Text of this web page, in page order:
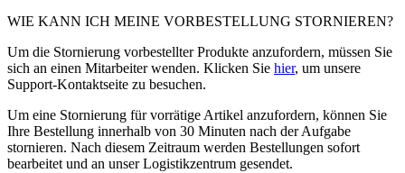
WIE KANN ICH MEINE VORBESTELLUNG STORNIEREN?
Um die Stornierung vorbestellter Produkte anzufordern, müssen Sie
sich an einen Mitarbeiter wenden. Klicken Sie hier, um unsere
Support-Kontaktseite zu besuchen.
Um eine Stornierung für vorrätige Artikel anzufordern, können Sie
Ihre Bestellung innerhalb von 30 Minuten nach der Aufgabe
stornieren. Nach diesem Zeitraum werden Bestellungen sofort
bearbeitet und an unser Logistikzentrum gesendet.